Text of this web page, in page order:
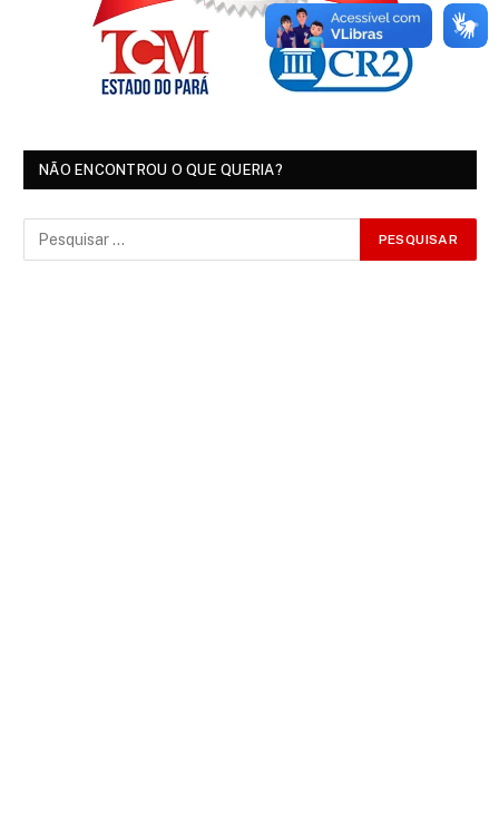
NÃO ENCONTROU O QUE QUERIA?